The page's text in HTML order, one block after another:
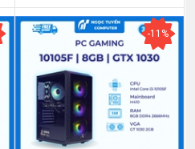
-11%